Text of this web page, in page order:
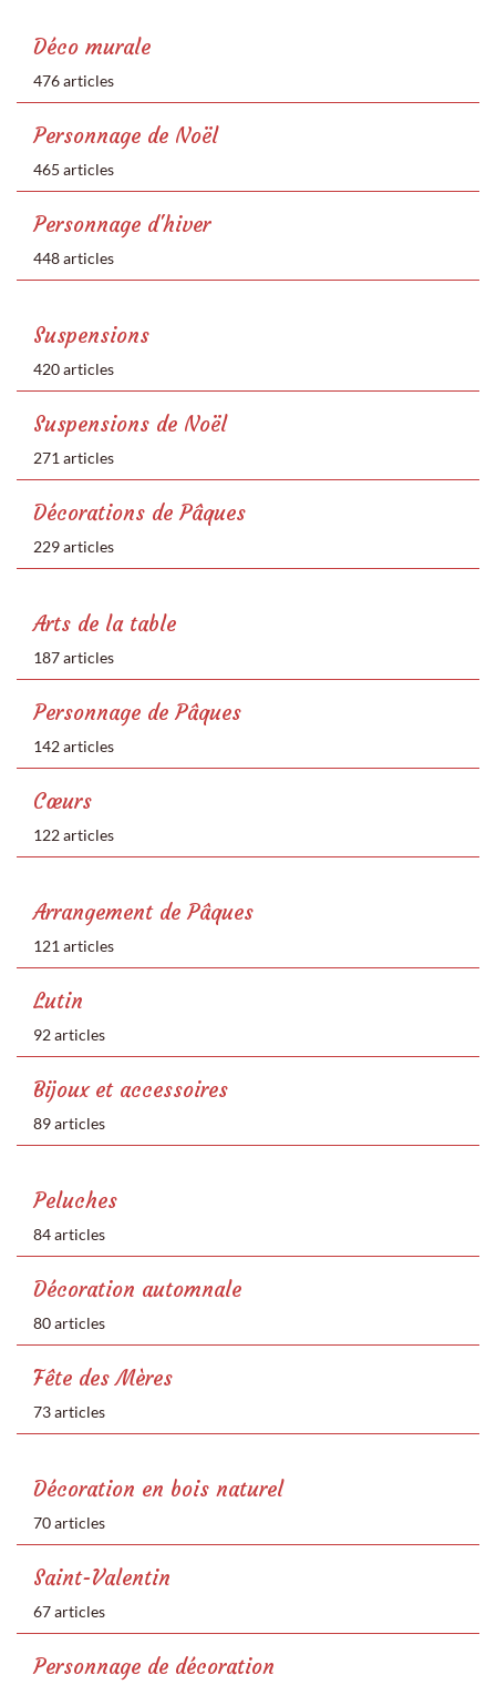
Déco murale
476 articles
Personnage de Noël
465 articles
Personnage d'hiver
448 articles
Suspensions
420 articles
Suspensions de Noël
271 articles
Décorations de Pâques
229 articles
Arts de la table
187 articles
Personnage de Pâques
142 articles
Cœurs
122 articles
Arrangement de Pâques
121 articles
Lutin
92 articles
Bijoux et accessoires
89 articles
Peluches
84 articles
Décoration automnale
80 articles
Fête des Mères
73 articles
Décoration en bois naturel
70 articles
Saint-Valentin
67 articles
Personnage de décoration